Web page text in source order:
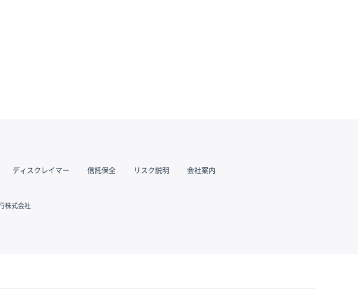
ディスクレイマー 信託保全 リスク説明 会社案内
株式会社